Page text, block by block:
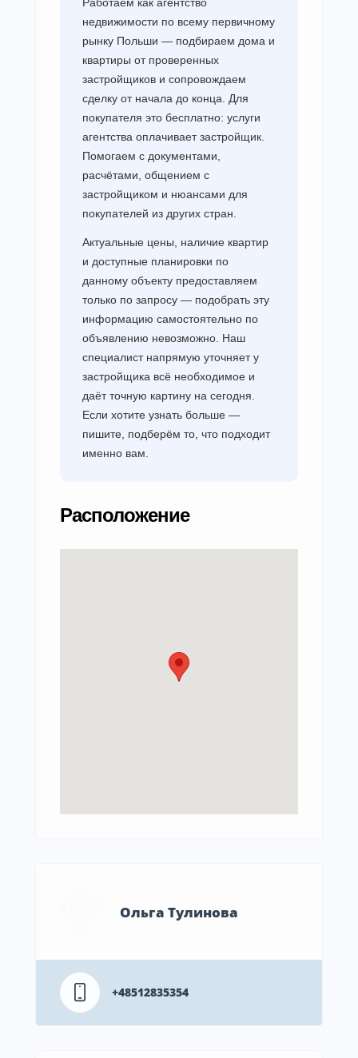
недвижимости по всему первичному
рынку Польши — подбираем дома и
квартиры от проверенных
застройщиков и сопровождаем
сделку от начала до конца. Для
покупателя это бесплатно: услуги
агентства оплачивает застройщик.
Помогаем с документами,
расчётами, общением с
застройщиком и нюансами для
покупателей из других стран.
Актуальные цены, наличие квартир
и доступные планировки по
данному объекту предоставляем
только по запросу — подобрать эту
информацию самостоятельно по
объявлению невозможно. Наш
специалист напрямую уточняет у
застройщика всё необходимое и
даёт точную картину на сегодня.
Если хотите узнать больше —
пишите, подберём то, что подходит
именно вам.
Расположение
Ольга Тулинова
+48512835354